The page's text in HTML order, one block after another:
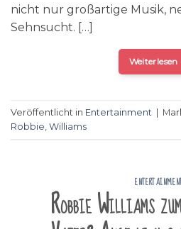
nicht nur großartige Musik,
Sehnsucht. […]
Weiterlesen
Veröffentlicht in Entertainment |
Robbie Williams
Robbie Williams